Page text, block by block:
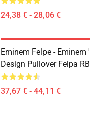
24,38 € - 28,06 €
Eminem Felpe - Eminem
Design Pullover Felpa
37,67 € - 44,11 €